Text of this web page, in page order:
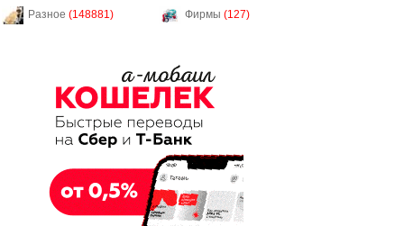
Разное (148881) Фирмы (127)